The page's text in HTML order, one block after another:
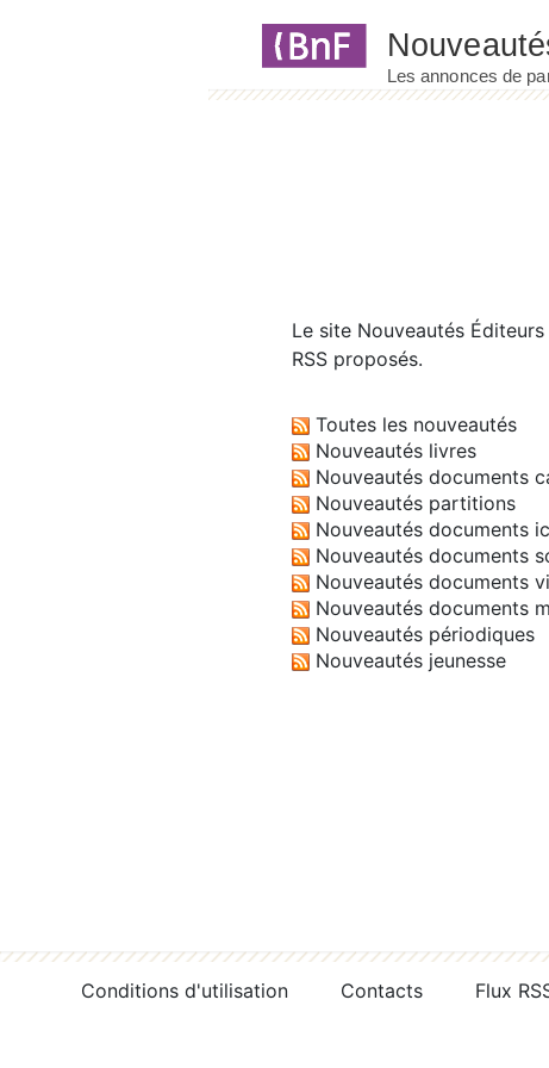
Le site Nouveautés Éditeurs
RSS proposés.
Toutes les nouveautés
Nouveautés livres
Nouveautés documents
Nouveautés partitions
Nouveautés documents
Nouveautés documents
Nouveautés documents
Nouveautés documents
Nouveautés périodiques
Nouveautés jeunesse
Conditions d'utilisation Contacts Flux